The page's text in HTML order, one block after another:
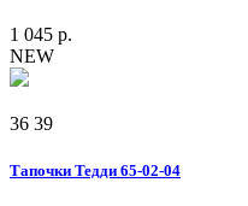
1 045 р.
NEW
36 39
Тапочки Тедди 65-02-04